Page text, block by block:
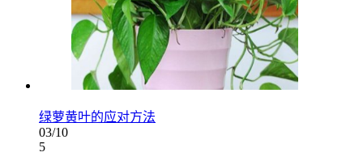
绿萝黄叶的应对方法
03/10
5